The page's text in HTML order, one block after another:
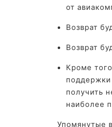
от
Возврат
Возврат
Кроме
получить
наиболее
Упомянутые